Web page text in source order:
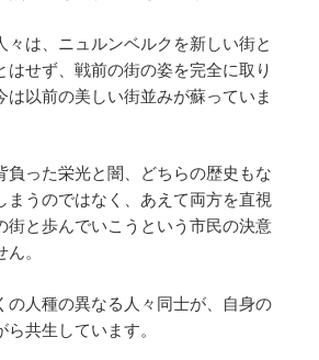
々は、ニュルンベルクを新しい街と
はせず、戦前の街の姿を完全に取り
は以前の美しい街並みが蘇っていま
負った栄光と闇、どちらの歴史もな
まうのではなく、あえて両方を直視
街と歩んでいこうという市民の決意
。
の人種の異なる人々同士が、自身の
共生しています。